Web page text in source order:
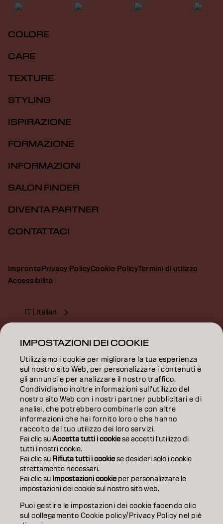
COLORE
CARE
TEXTURE
STYLING
ISPIRAZIONE
FORMAZIONE
INFORMAZIONI
SALON FINDER
DIVENTA PARTNER
CONTATTACI
ImprontaPrivacy PolicyCookie PolicyTermini di utilizzo
Accessibilità
IT | Italian
Select
your
location:
Africa
Asia
Europe
IMPOSTAZIONI DEI COOKIE
Utilizziamo i cookie per migliorare la tua esperienza
sul nostro sito Web, per personalizzare i contenuti e
gli annunci e per analizzare il nostro traffico.
Condividiamo inoltre informazioni sull'utilizzo del
nostro sito Web con i nostri partner pubblicitari e di
analisi, che potrebbero combinarle con altre
informazioni che hai fornito loro o che hanno
raccolto dal tuo utilizzo dei loro servizi.
Fai clic suAccetta tutti i cookiese accetti l'utilizzo di
tutti i nostri cookie.
Fai clic su Rifiuta tutti i cookiese desideri solo i cookie
strettamente necessari.
Fai clic su Impostazioni cookie per personalizzare le
impostazioni dei cookie sul nostro sito web.
Puoi gestire le impostazioni dei cookie facendo clic
sul collegamento Cookie policy/Privacy Policy nel piè